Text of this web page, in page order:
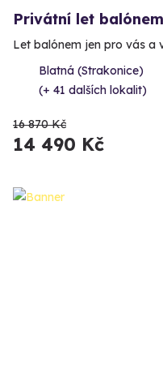
Privátní let balónem
Let balónem jen pro vás a
Blatná (Strakonice)
(+ 41 dalších lokalit)
16 870 Kč
14 490 Kč